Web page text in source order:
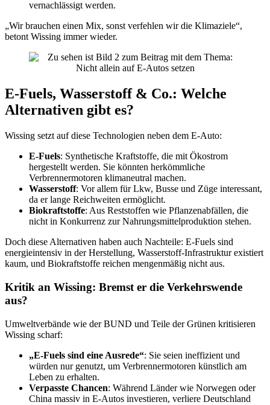
vernachlässigt werden.
„Wir brauchen einen Mix, sonst verfehlen wir die Klimaziele“,
betont Wissing immer wieder.
E-Fuels, Wasserstoff & Co.: Welche
Alternativen gibt es?
Wissing setzt auf diese Technologien neben dem E-Auto:
E-Fuels: Synthetische Kraftstoffe, die mit Ökostrom
hergestellt werden. Sie könnten herkömmliche
Verbrennermotoren klimaneutral machen.
Wasserstoff: Vor allem für Lkw, Busse und Züge interessant,
da er lange Reichweiten ermöglicht.
Biokraftstoffe: Aus Reststoffen wie Pflanzenabfällen, die
nicht in Konkurrenz zur Nahrungsmittelproduktion stehen.
Doch diese Alternativen haben auch Nachteile: E-Fuels sind
energieintensiv in der Herstellung, Wasserstoff-Infrastruktur existiert
kaum, und Biokraftstoffe reichen mengenmäßig nicht aus.
Kritik an Wissing: Bremst er die Verkehrswende
aus?
Umweltverbände wie der BUND und Teile der Grünen kritisieren
Wissing scharf:
„E-Fuels sind eine Ausrede“: Sie seien ineffizient und
würden nur genutzt, um Verbrennermotoren künstlich am
Leben zu erhalten.
Verpasste Chancen: Während Länder wie Norwegen oder
China massiv in E-Autos investieren, verliere Deutschland